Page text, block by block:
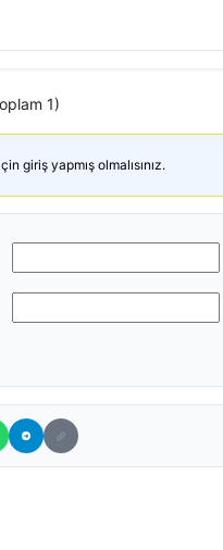
1)
giriş yapmış olmalısınız.